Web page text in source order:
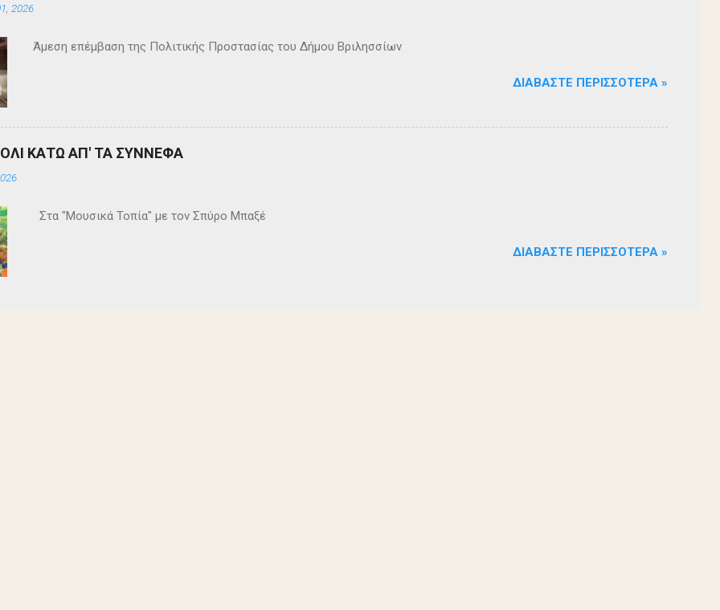
2026
Άμεση επέμβαση της Πολιτικής Προστασίας του Δήμου Βριλησσίων
ΔΙΑΒΆΣΤΕ ΠΕΡΙΣΣΌΤΕΡΑ »
ΚΑΤΩ ΑΠ' ΤΑ ΣΥΝΝΕΦΑ
Στα "Μουσικά Τοπία" με τον Σπύρο Μπαξέ
ΔΙΑΒΆΣΤΕ ΠΕΡΙΣΣΌΤΕΡΑ »